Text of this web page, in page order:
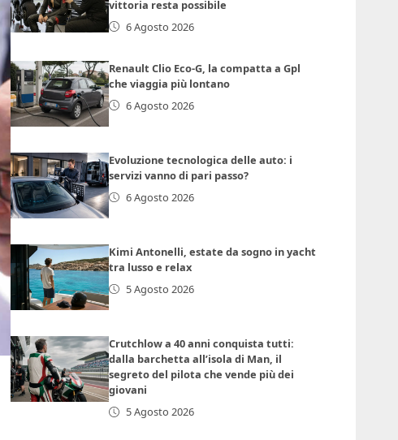
vittoria resta possibile
6 Agosto 2026
Renault Clio Eco-G, la compatta a Gpl
che viaggia più lontano
6 Agosto 2026
Evoluzione tecnologica delle auto: i
servizi vanno di pari passo?
6 Agosto 2026
Kimi Antonelli, estate da sogno in yacht
tra lusso e relax
5 Agosto 2026
Crutchlow a 40 anni conquista tutti:
dalla barchetta all’isola di Man, il
segreto del pilota che vende più dei
giovani
5 Agosto 2026